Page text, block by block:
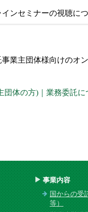
ンセミナーの視聴に
業主団体様向けのオ
体の方)｜業務委託
事業内容
国からの受
等）